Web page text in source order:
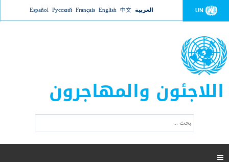
Jump to navigation UN العربية 中文
English
Français
Русский
Español
اللاجئون والمهاجرون
ت
ب
